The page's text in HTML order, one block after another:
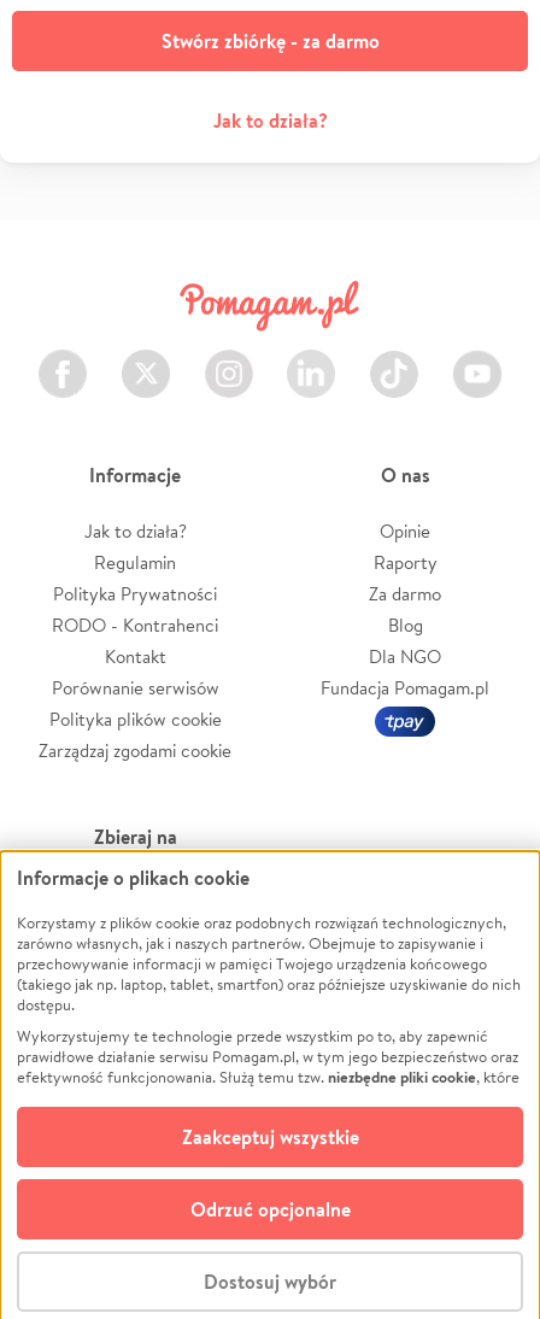
Stwórz zbiórkę - za darmo
Jak to działa?
Stwórz zbiórkę - za darmo
Facebook Twitter Instagram LinkedIn TikTok Youtube
Informacje
Jak to działa?
Regulamin
Polityka Prywatności
RODO - Kontrahenci
Kontakt
Porównanie serwisów
Polityka plików cookie
Zarządzaj zgodami cookie
O nas
Opinie
Raporty
Za darmo
Blog
Dla NGO
Fundacja Pomagam.pl
Zbieraj na
Leczenie
Zwierzęta
Pożar
Ukraina
Pomoc Finansowa
Projekty
Pogrzeb
Społeczność lokalna
Kultura
Powódź
Wichura
NGO
Edukacja
Podróż
Impreza
Ochrona środowiska
Biznes
© CROWDING SP. Z O.O.
Informacje o plikach cookie
Korzystamy z plików cookie oraz podobnych rozwiązań technologicznych,
zarówno własnych, jak i naszych partnerów. Obejmuje to zapisywanie i
przechowywanie informacji w pamięci Twojego urządzenia końcowego
(takiego jak np. laptop, tablet, smartfon) oraz późniejsze uzyskiwanie do nich
dostępu.
Wykorzystujemy te technologie przede wszystkim po to, aby zapewnić
prawidłowe działanie serwisu Pomagam.pl, w tym jego bezpieczeństwo oraz
efektywność funkcjonowania. Służą temu tzw.niezbędne pliki cookie, które
opcjonalnych plików cookie
technologii do celów analitycznych i retargetingowych. Możesz wyrazić
zgodę na ich stosowanie lub jej odmówić. W dowolnym momencie masz
możliwość zmiany swoich preferencji na stronie „Zarządzaj zgodami cookie”,
do której link znajdziesz w stopce serwisu Pomagam.pl. Opcjonalne pliki
cookie wykorzystywane są w następujących celach:
działanie serwisu Pomagam.pl. Dzięki nim możemy zrozumieć, jak
użytkownicy korzystają z naszego serwisu – skąd trafiają do serwisu, jak
Dostosuj wybór
Odrzuć opcjonalne
Zaakceptuj wszystkie